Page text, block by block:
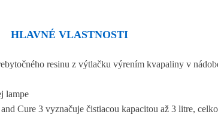
HLAVNÉ VLASTNOSTI
resinu z výtlačku výrením kvapaliny v
lampe
Cure 3 vyznačuje čistiacou kapacitou až 3 litre,